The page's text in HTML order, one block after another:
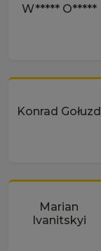
W***** O*****
Konrad Gołuzd
Marian
Ivanitskyi